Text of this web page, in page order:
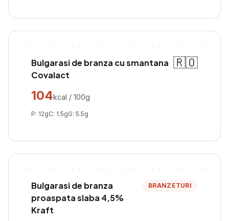
Bulgarasi de branza cu smantana
Covalact
🇷🇴
104kcal / 100g
P: 12gC: 1.5gG: 5.5g
Bulgarasi de branza
proaspata slaba 4,5%
Kraft
BRANZETURI